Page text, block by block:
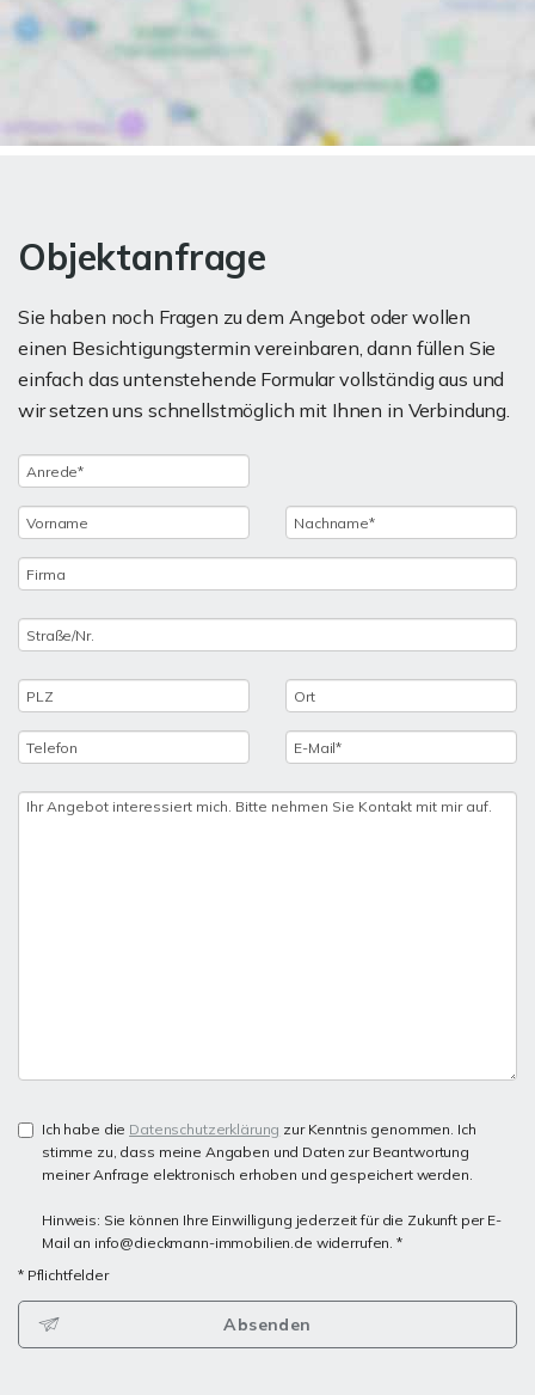
Objektanfrage
Sie haben noch Fragen zu dem Angebot oder wollen
einen Besichtigungstermin vereinbaren, dann füllen Sie
einfach das untenstehende Formular vollständig aus und
wir setzen uns schnellstmöglich mit Ihnen in Verbindung.
Ich habe die Datenschutzerklärung zur Kenntnis genommen. Ich
stimme zu, dass meine Angaben und Daten zur Beantwortung
meiner Anfrage elektronisch erhoben und gespeichert werden.
Hinweis: Sie können Ihre Einwilligung jederzeit für die Zukunft per E-
Mail an info@dieckmann-immobilien.de widerrufen. *
* Pflichtfelder
Absenden